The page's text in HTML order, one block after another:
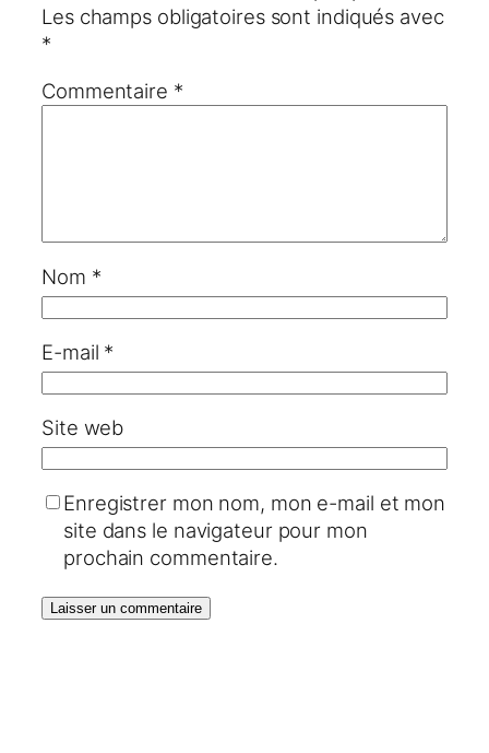
Les champs obligatoires sont indiqués avec
*
Commentaire *
Nom *
E-mail *
Site web
Enregistrer mon nom, mon e-mail et mon
site dans le navigateur pour mon
prochain commentaire.